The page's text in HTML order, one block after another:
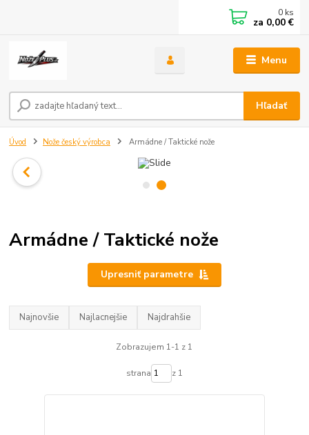
Menu
Hľadať
0 ks
za 0,00 €
Úvod Nože český výrobca Armádne / Taktické nože
Armádne / Taktické nože
Upresniť parametre
Najnovšie Najlacnejšie Najdrahšie
Zobrazujem 1-1 z 1
strana z 1